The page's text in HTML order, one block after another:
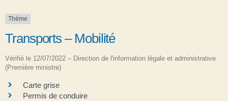
Thème
Transports – Mobilité
Vérifié le 12/07/2022 – Direction de l'information légale et administrative
(Première ministre)
Carte grise
Permis de conduire